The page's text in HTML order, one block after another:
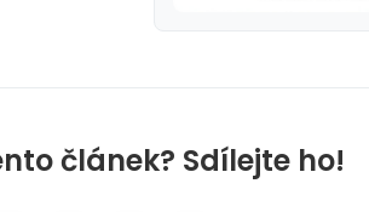
článek? Sdílejte ho!